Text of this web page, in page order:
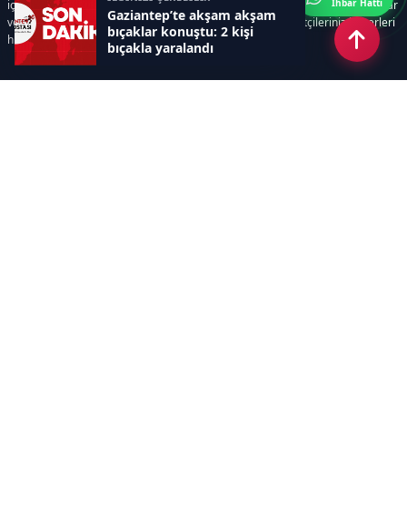
Gaziantep’te akşam akşam
bıçaklar konuştu: 2 kişi
bıçakla yaralandı
içerir. Siz içerik üretmeye odaklanırken, yazılımımız zamandan tasarruf sağlar
ve süreçlerinizi kolaylaştırır. Etkili arayüzü sayesinde ziyaretçileriniz haberleri
hızlı ve keyifle takip edebilir.
İhbar Hattı